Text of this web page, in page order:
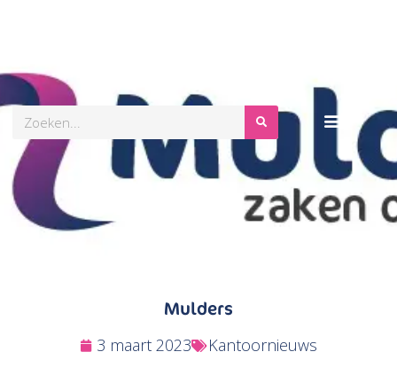
Zoeken
Mulders
3 maart 2023 Kantoornieuws